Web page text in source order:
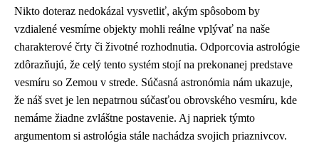
Nikto doteraz nedokázal vysvetliť, akým spôsobom by
vzdialené vesmírne objekty mohli reálne vplývať na naše
charakterové črty či životné rozhodnutia. Odporcovia astrológie
zdôrazňujú, že celý tento systém stojí na prekonanej predstave
vesmíru so Zemou v strede. Súčasná astronómia nám ukazuje,
že náš svet je len nepatrnou súčasťou obrovského vesmíru, kde
nemáme žiadne zvláštne postavenie. Aj napriek týmto
argumentom si astrológia stále nachádza svojich priaznivcov.